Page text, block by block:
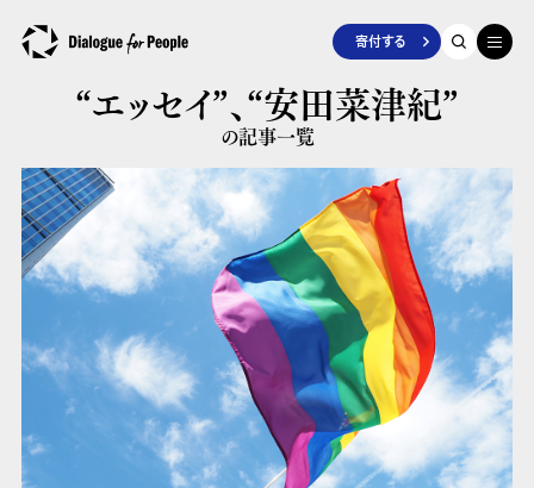
寄付する
“エッセイ”、“安田菜津紀”
の記事一覧